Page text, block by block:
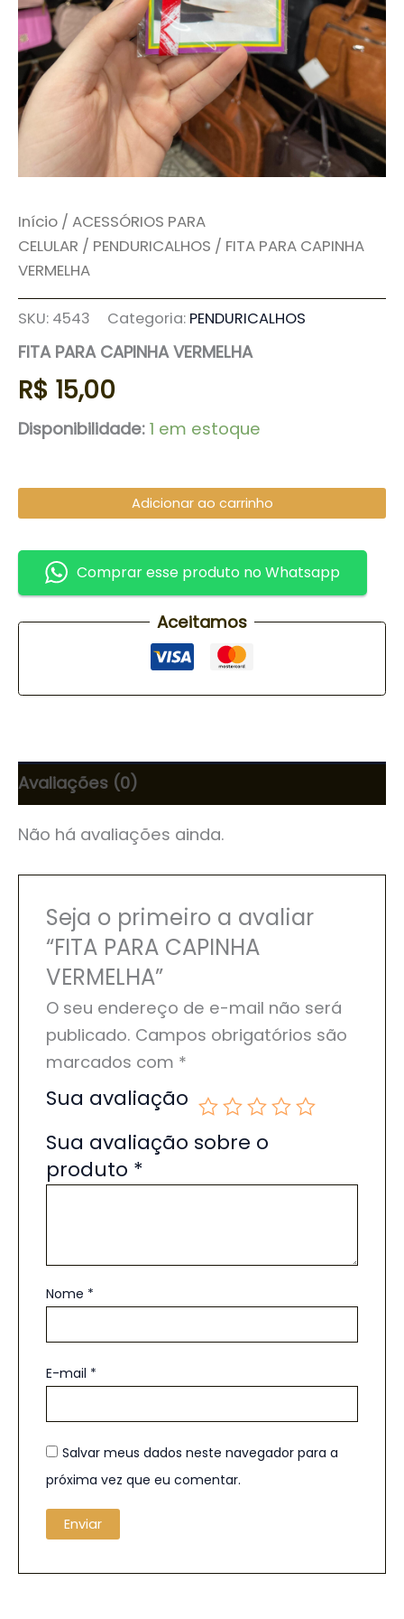
Início / ACESSÓRIOS PARA
CELULAR / PENDURICALHOS / FITA PARA CAPINHA
VERMELHA
SKU: 4543 Categoria: PENDURICALHOS
FITA PARA CAPINHA VERMELHA
R$ 15,00
Disponibilidade: 1 em estoque
Adicionar ao carrinho
Comprar esse produto no Whatsapp
Aceitamos
Avaliações (0)
Não há avaliações ainda.
Seja o primeiro a avaliar
“FITA PARA CAPINHA
VERMELHA”
O seu endereço de e-mail não será
publicado. Campos obrigatórios são
marcados com *
Sua avaliação
Sua avaliação sobre o
produto *
Nome *
E-mail *
Salvar meus dados neste navegador para a
próxima vez que eu comentar.